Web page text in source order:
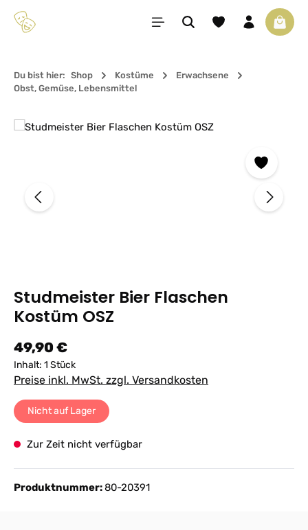
Zum Hauptinhalt springen Du hast 0 Produkte
Du bist hier: Shop Kostüme
Erwachsene
Obst, Gemüse, Lebensmittel
Bildergalerie überspringen
Studmeister Bier Flaschen
Kostüm OSZ
Regulärer Preis:
49,90 €
Inhalt: 1 Stück
Preise inkl. MwSt. zzgl. Versandkosten
Nicht auf Lager
Zur Zeit nicht verfügbar
Produktnummer:80-20391